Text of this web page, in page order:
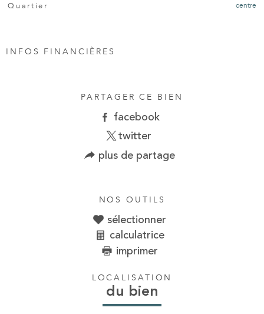
Quartier centre
INFOS FINANCIÈRES
PARTAGER CE BIEN
facebook
twitter
plus de partage
NOS OUTILS
sélectionner
calculatrice
imprimer
LOCALISATION
du bien